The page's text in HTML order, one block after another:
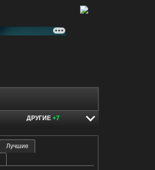
ДРУГИЕ +7
Лучшие